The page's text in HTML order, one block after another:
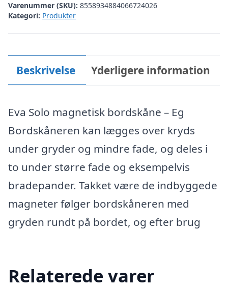
Varenummer (SKU): 8558934884066724026
Kategori: Produkter
Beskrivelse Yderligere information
Eva Solo magnetisk bordskåne – Eg
Bordskåneren kan lægges over kryds
under gryder og mindre fade, og deles i
to under større fade og eksempelvis
bradepander. Takket være de indbyggede
magneter følger bordskåneren med
gryden rundt på bordet, og efter brug
Relaterede varer